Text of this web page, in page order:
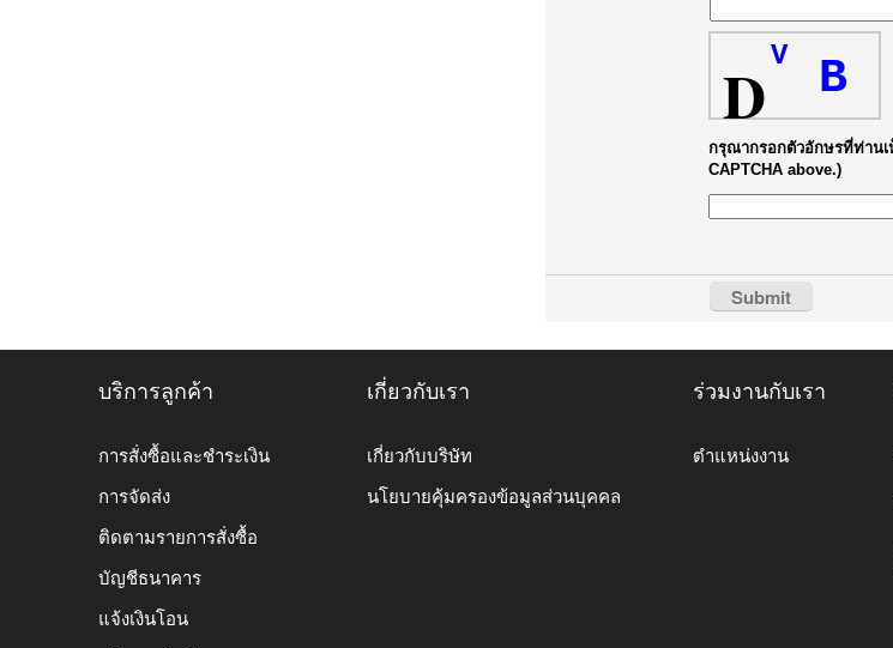
DV B
กรุณากรอกตัวอักษรที่ท่านเ
CAPTCHA above.)
บริการลูกค้า
การสั่งซื้อและชำระเงิน
การจัดส่ง
ติดตามรายการสั่งซื้อ
บัญชีธนาคาร
แจ้งเงินโอน
เกี่ยวกับเรา
เกี่ยวกับบริษัท
นโยบายคุ้มครองข้อมูลส่วนบุคคล
ร่วมงานกับเรา
ตำแหน่งงาน